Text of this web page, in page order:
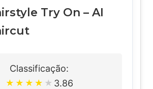
Try On – AI
Classificação:
★ ★ ★ ★ ★ 3.86